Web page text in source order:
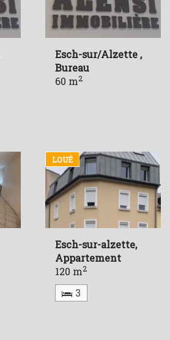
Esch-sur/Alzette ,
Bureau
60 m2
LOUÉ
Esch-sur-alzette,
Appartement
120 m2
3